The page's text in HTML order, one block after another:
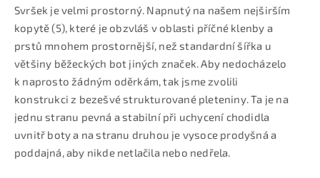
Svršek je velmi prostorný. Napnutý na našem nejširším
kopytě (5), které je obzvláš v oblasti příčné klenby a
prstů mnohem prostornější, než standardní šířka u
většiny běžeckých bot jiných značek. Aby nedocházelo
k naprosto žádným oděrkám, tak jsme zvolili
konstrukci z bezešvé strukturované pleteniny. Ta je na
jednu stranu pevná a stabilní při uchycení chodidla
uvnitř boty a na stranu druhou je vysoce prodyšná a
poddajná, aby nikde netlačila nebo nedřela.